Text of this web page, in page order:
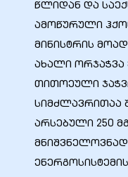
წლიდან და
ამოწურული
მინისტრის
ახალი ორჯაჭვა
თითოეული
სიმძლავრითაა
არსებული 250